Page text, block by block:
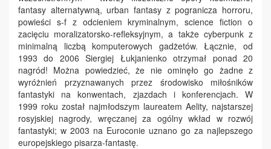
fantasy alternatywną, urban fantasy z pogranicza horroru,
powieści s-f z odcieniem kryminalnym, science fiction o
zacięciu moralizatorsko-refleksyjnym, a także cyberpunk z
minimalną liczbą komputerowych gadżetów. Łącznie, od
1993 do 2006 Siergiej Łukjanienko otrzymał ponad 20
nagród! Można powiedzieć, że nie ominęło go żadne z
wyróżnień przyznawanych przez środowisko miłośników
fantastyki na konwentach, zjazdach i konferencjach. W
1999 roku został najmłodszym laureatem Aelity, najstarszej
rosyjskiej nagrody, wręczanej za ogólny wkład w rozwój
fantastyki; w 2003 na Euroconie uznano go za najlepszego
europejskiego pisarza-fantastę.